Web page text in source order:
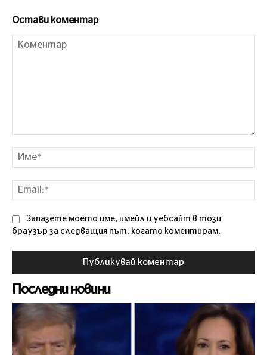
Остави коментар
Запазете моето име, имейл и уебсайт в този
браузър за следващия път, когато коментирам.
Последни новини